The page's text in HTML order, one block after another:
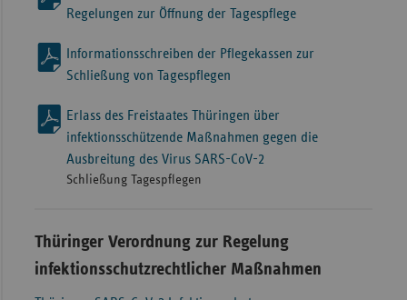
Regelungen zur Öffnung der Tagespflege
Informationsschreiben der Pflegekassen zur
Schließung von Tagespflegen
Erlass des Freistaates Thüringen über
infektionsschützende Maßnahmen gegen die
Ausbreitung des Virus SARS-CoV-2
Schließung Tagespflegen
Thüringer Verordnung zur Regelung
infektionsschutzrechtlicher Maßnahmen